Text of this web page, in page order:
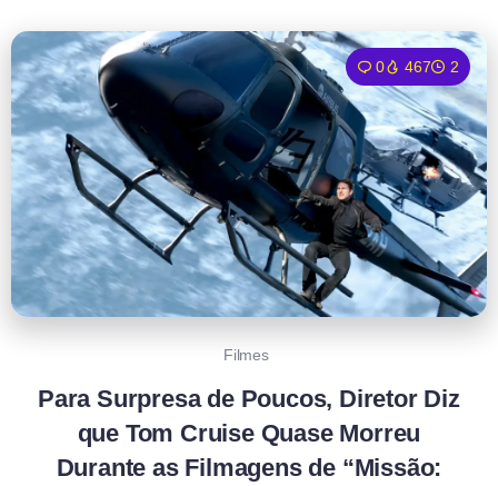
0 467 2
Filmes
Para Surpresa de Poucos, Diretor Diz
que Tom Cruise Quase Morreu
Durante as Filmagens de “Missão: